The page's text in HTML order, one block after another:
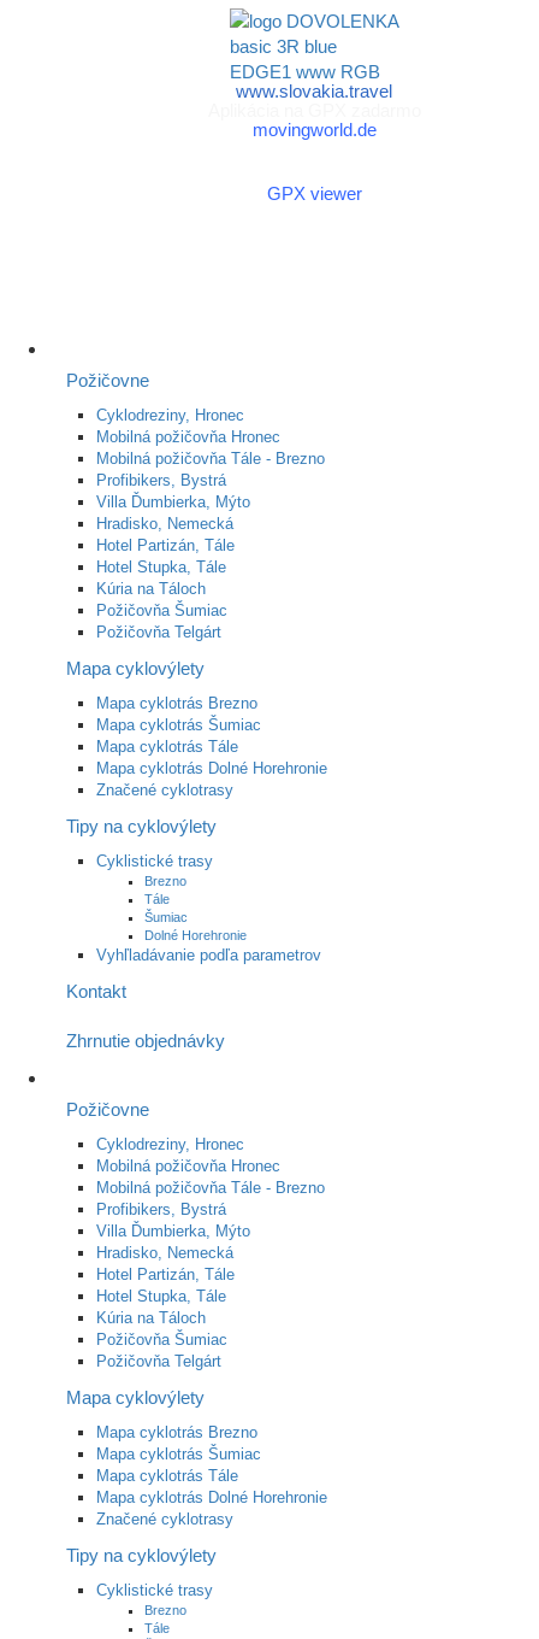
www.slovakia.travel
movingworld.de
GPX viewer
Požičovne
Cyklodreziny, Hronec
Mobilná požičovňa Hronec
Mobilná požičovňa Tále - Brezno
Profibikers, Bystrá
Villa Ďumbierka, Mýto
Hradisko, Nemecká
Hotel Partizán, Tále
Hotel Stupka, Tále
Kúria na Táloch
Požičovňa Šumiac
Požičovňa Telgárt
Mapa cyklovýlety
Mapa cyklotrás Brezno
Mapa cyklotrás Šumiac
Mapa cyklotrás Tále
Mapa cyklotrás Dolné Horehronie
Značené cyklotrasy
Tipy na cyklovýlety
Cyklistické trasy
Brezno
Tále
Šumiac
Dolné Horehronie
Vyhľladávanie podľa parametrov
Kontakt
Zhrnutie objednávky
Požičovne
Cyklodreziny, Hronec
Mobilná požičovňa Hronec
Mobilná požičovňa Tále - Brezno
Profibikers, Bystrá
Villa Ďumbierka, Mýto
Hradisko, Nemecká
Hotel Partizán, Tále
Hotel Stupka, Tále
Kúria na Táloch
Požičovňa Šumiac
Požičovňa Telgárt
Mapa cyklovýlety
Mapa cyklotrás Brezno
Mapa cyklotrás Šumiac
Mapa cyklotrás Tále
Mapa cyklotrás Dolné Horehronie
Značené cyklotrasy
Tipy na cyklovýlety
Cyklistické trasy
Brezno
Tále